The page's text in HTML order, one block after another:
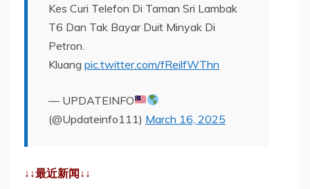
Kes Curi Telefon Di Taman Sri Lambak
T6 Dan Tak Bayar Duit Minyak Di
Petron.
Kluang pic.twitter.com/fReilfWThn
— UPDATEINFO
(@Updateinfo111) March 16, 2025
↓↓最近新闻↓↓